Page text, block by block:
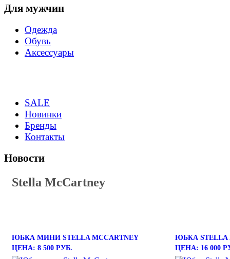
Для мужчин
Одежда
Обувь
Аксессуары
SALE
Новинки
Бренды
Контакты
Новости
Stella McCartney
ЮБКА МИНИ STELLA MCCARTNEY
ЦЕНА: 8 500 РУБ.
ЮБКА STELLA
ЦЕНА: 16 000